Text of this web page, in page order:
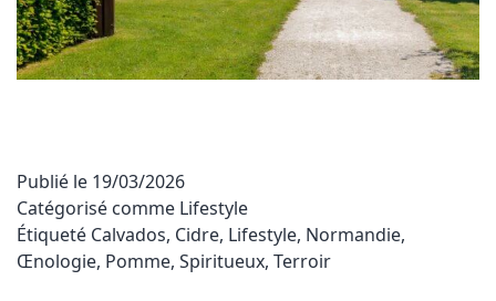
Publié le 19/03/2026
Catégorisé comme Lifestyle
Étiqueté Calvados, Cidre, Lifestyle, Normandie,
Œnologie, Pomme, Spiritueux, Terroir